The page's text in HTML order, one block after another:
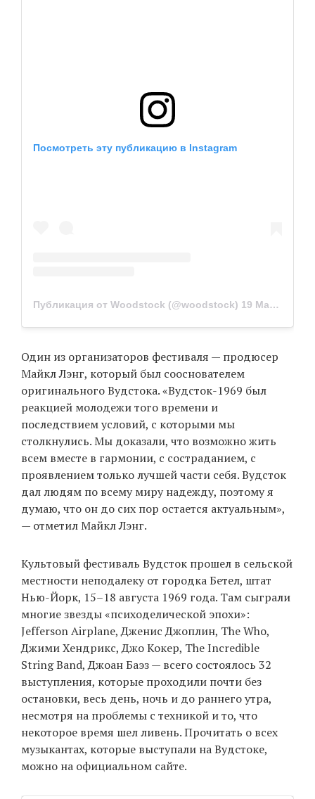
Посмотреть эту публикацию в Instagram
Публикация от Woodstock (@woodstock) 19 Мар 2019 в 4:30 PDT
Один из организаторов фестиваля — продюсер
Майкл Лэнг, который был сооснователем
оригинального Вудстока. «Вудсток-1969 был
реакцией молодежи того времени и
последствием условий, с которыми мы
столкнулись. Мы доказали, что возможно жить
всем вместе в гармонии, с состраданием, с
проявлением только лучшей части себя. Вудсток
дал людям по всему миру надежду, поэтому я
думаю, что он до сих пор остается актуальным»,
— отметил Майкл Лэнг.
Культовый фестиваль Вудсток прошел в сельской
местности неподалеку от городка Бетел, штат
Нью-Йорк, 15–18 августа 1969 года. Там сыграли
многие звезды «психоделической эпохи»:
Jefferson Airplane, Дженис Джоплин, The Who,
Джими Хендрикс, Джо Кокер, The Incredible
String Band, Джоан Баэз — всего состоялось 32
выступления, которые проходили почти без
остановки, весь день, ночь и до раннего утра,
несмотря на проблемы с техникой и то, что
некоторое время шел ливень. Прочитать о всех
музыкантах, которые выступали на Вудстоке,
можно на официальном сайте.